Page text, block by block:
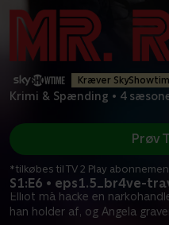
Kræver
Krimi & Spænding • 4
S1:E6 • eps1.5_br4ve-
Elliot må hacke en
han holder af, og Angela
Prøv
*tilkøbes til TV 2 Play